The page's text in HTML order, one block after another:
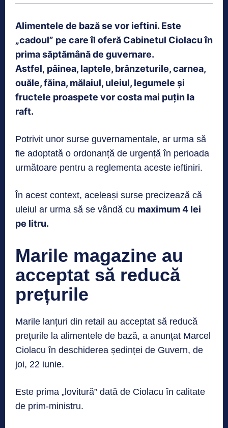
Alimentele de bază se vor ieftini. Este
„cadoul” pe care îl oferă Cabinetul Ciolacu în
prima săptămână de guvernare.
Astfel, pâinea, laptele, brânzeturile, carnea,
ouăle, făina, mălaiul, uleiul, legumele și
fructele proaspete vor costa mai puțin la
raft.
Potrivit unor surse guvernamentale, ar urma să
fie adoptată o ordonanță de urgență în perioada
următoare pentru a reglementa aceste ieftiniri.
În acest context, aceleași surse precizează că
uleiul ar urma să se vândă cu maximum 4 lei
pe litru.
Marile magazine au
acceptat să reducă
prețurile
Marile lanțuri din retail au acceptat să reducă
prețurile la alimentele de bază, a anunțat Marcel
Ciolacu în deschiderea ședinței de Guvern, de
joi, 22 iunie.
Este prima „lovitură” dată de Ciolacu în calitate
de prim-ministru.